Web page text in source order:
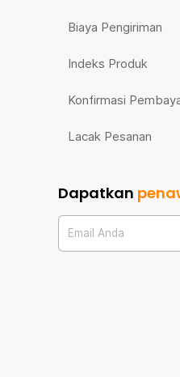
Biaya Pengiriman
Indeks Produk
Konfirmasi
Lacak Pesanan
Dapatkan
Email Anda